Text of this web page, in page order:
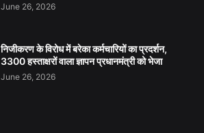
June 26, 2026
निजीकरण के विरोध में बरेका कर्मचारियों का प्रदर्शन,
3300 हस्ताक्षरों वाला ज्ञापन प्रधानमंत्री को भेजा
June 26, 2026